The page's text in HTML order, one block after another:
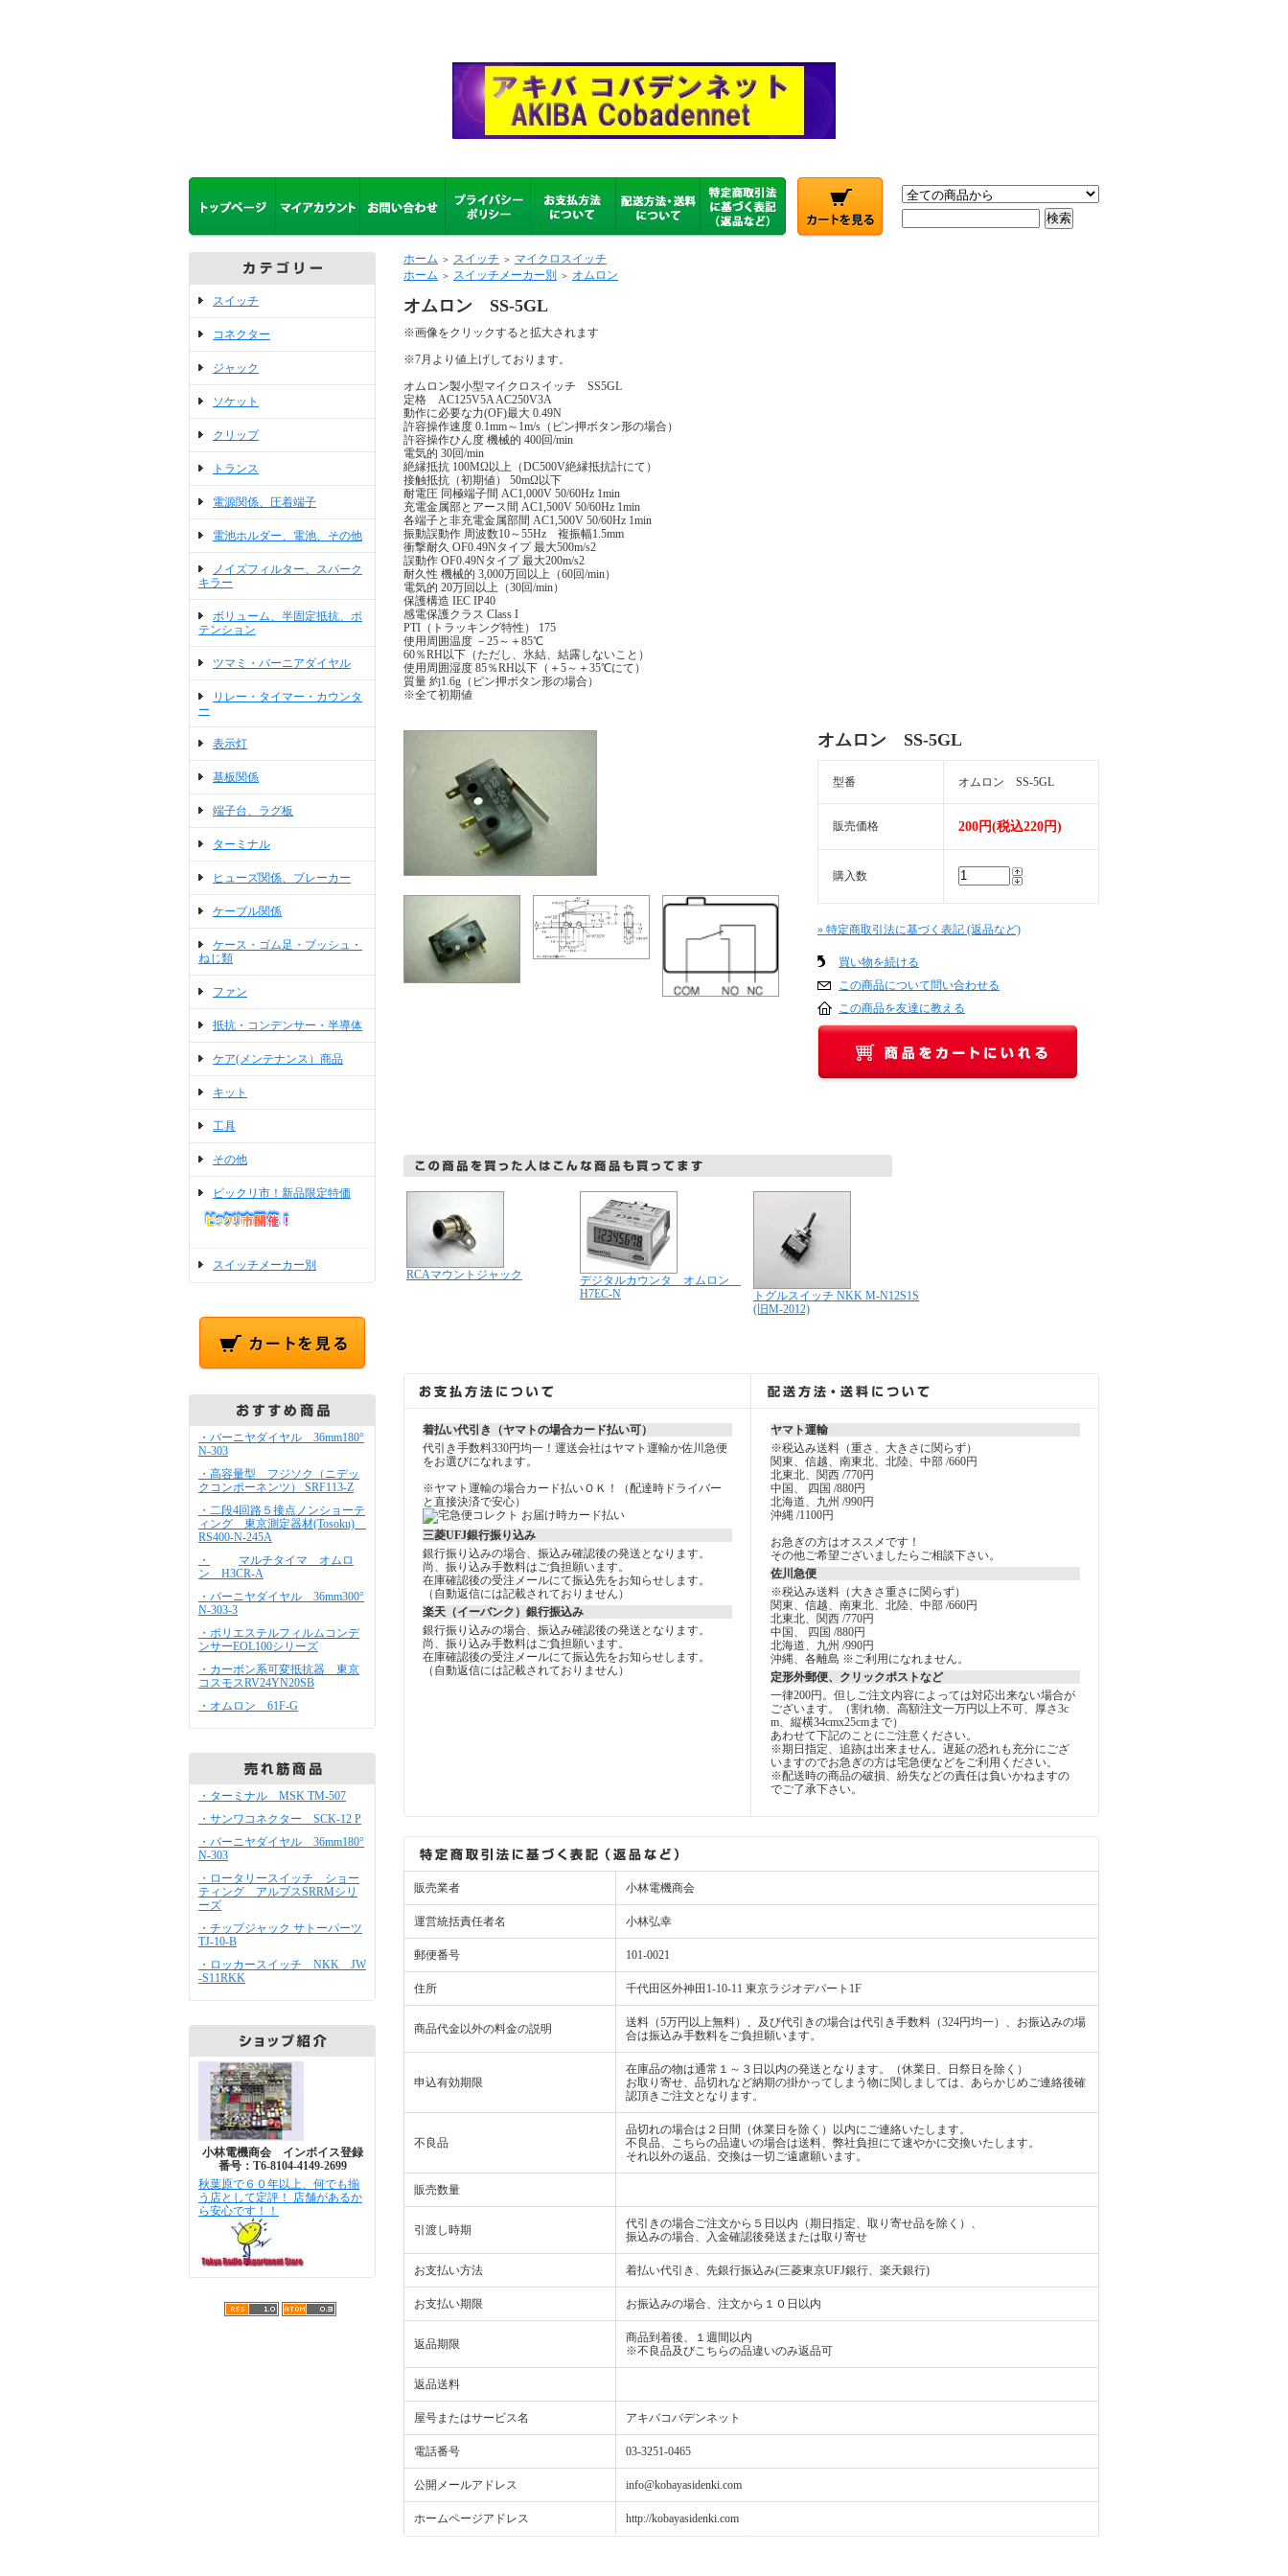
スイッチ
コネクター
ジャック
ソケット
クリップ
トランス
電源関係、圧着端子
電池ホルダー、電池、その他
ノイズフィルター、スパーク
キラー
ボリューム、半固定抵抗、ポ
テンション
ツマミ・バーニアダイヤル
リレー・タイマー・カウンタ
ー
表示灯
基板関係
端子台、ラグ板
ターミナル
ヒューズ関係、ブレーカー
ケーブル関係
ケース・ゴム足・ブッシュ・
ねじ類
ファン
抵抗・コンデンサー・半導体
ケア(メンテナンス）商品
キット
工具
その他
ビックリ市！新品限定特価
スイッチメーカー別
・バーニヤダイヤル 36mm180°
N-303
・高容量型 フジソク（ニデッ
クコンポーネンツ） SRF113-Z
・二段4回路５接点ノンショーテ
ィング 東京測定器材(Tosoku)
RS400-N-245A
・
マルチタイマ オムロ
ン H3CR-A
・バーニヤダイヤル 36mm300°
N-303-3
・ポリエステルフィルムコンデ
ンサーEOL100シリーズ
・カーボン系可変抵抗器 東京
コスモスRV24YN20SB
・オムロン 61F-G
・ターミナル MSK TM-507
・サンワコネクター SCK-12 P
・バーニヤダイヤル 36mm180°
N-303
・ロータリースイッチ ショー
ティング アルプスSRRMシリ
ーズ
・チップジャック サトーパーツ
TJ-10-B
・ロッカースイッチ NKK JW
-S11RKK
小林電機商会 インボイス登録
番号：T6-8104-4149-2699
秋葉原で６０年以上、何でも揃
う店として定評！ 店舗があるか
ら安心です！！
ホーム ＞ スイッチ ＞ マイクロスイッチ
ホーム ＞ スイッチメーカー別 ＞ オムロン
オムロン SS-5GL
※画像をクリックすると拡大されます
※7月より値上げしております。
オムロン製小型マイクロスイッチ SS5GL
定格 AC125V5A AC250V3A
動作に必要な力(OF)最大 0.49N
許容操作速度 0.1mm～1m/s（ピン押ボタン形の場合）
許容操作ひん度 機械的 400回/min
電気的 30回/min
絶縁抵抗 100MΩ以上（DC500V絶縁抵抗計にて）
接触抵抗（初期値） 50mΩ以下
耐電圧 同極端子間 AC1,000V 50/60Hz 1min
充電金属部とアース間 AC1,500V 50/60Hz 1min
各端子と非充電金属部間 AC1,500V 50/60Hz 1min
振動誤動作 周波数10～55Hz 複振幅1.5mm
衝撃耐久 OF0.49Nタイプ 最大500m/s2
誤動作 OF0.49Nタイプ 最大200m/s2
耐久性 機械的 3,000万回以上（60回/min）
電気的 20万回以上（30回/min）
保護構造 IEC IP40
感電保護クラス Class I
PTI（トラッキング特性） 175
使用周囲温度 －25～＋85℃
60％RH以下（ただし、氷結、結露しないこと）
使用周囲湿度 85％RH以下（＋5～＋35℃にて）
質量 約1.6g（ピン押ボタン形の場合）
※全て初期値
オムロン SS-5GL
型番 オムロン SS-5GL
販売価格 200円(税込220円)
購入数
» 特定商取引法に基づく表記 (返品など)
買い物を続ける
この商品について問い合わせる
この商品を友達に教える
RCAマウントジャック
デジタルカウンタ オムロン
H7EC-N
トグルスイッチ NKK M-N12S1S
(旧M-2012)
着払い代引き（ヤマトの場合カード払い可）
代引き手数料330円均一！運送会社はヤマト運輸か佐川急便
をお選びになれます。
※ヤマト運輸の場合カード払いＯＫ！（配達時ドライバー
と直接決済で安心）
三菱UFJ銀行振り込み
銀行振り込みの場合、振込み確認後の発送となります。
尚、振り込み手数料はご負担願います。
在庫確認後の受注メールにて振込先をお知らせします。
（自動返信には記載されておりません）
楽天（イーバンク）銀行振込み
銀行振り込みの場合、振込み確認後の発送となります。
尚、振り込み手数料はご負担願います。
在庫確認後の受注メールにて振込先をお知らせします。
（自動返信には記載されておりません）
ヤマト運輸
※税込み送料（重さ、大きさに関らず）
関東、信越、南東北、北陸、中部 /660円
北東北、関西 /770円
中国、 四国 /880円
北海道、九州 /990円
沖縄 /1100円
お急ぎの方はオススメです！
その他ご希望ございましたらご相談下さい。
佐川急便
※税込み送料（大きさ重さに関らず）
関東、信越、南東北、北陸、中部 /660円
北東北、関西 /770円
中国、 四国 /880円
北海道、九州 /990円
沖縄、各離島 ※ご利用になれません。
定形外郵便、クリックポストなど
一律200円。但しご注文内容によっては対応出来ない場合が
ございます。（割れ物、高額注文一万円以上不可、厚さ3c
m、縦横34cmx25cmまで）
あわせて下記のことにご注意ください。
※期日指定、追跡は出来ません。遅延の恐れも充分にござ
いますのでお急ぎの方は宅急便などをご利用ください。
※配送時の商品の破損、紛失などの責任は負いかねますの
でご了承下さい。
販売業者 小林電機商会
運営統括責任者名 小林弘幸
郵便番号 101-0021
住所 千代田区外神田1-10-11 東京ラジオデパート1F
商品代金以外の料金の説明
送料（5万円以上無料）、及び代引きの場合は代引き手数料（324円均一）、お振込みの場
合は振込み手数料をご負担願います。
申込有効期限
在庫品の物は通常１～３日以内の発送となります。（休業日、日祭日を除く）
お取り寄せ、品切れなど納期の掛かってしまう物に関しましては、あらかじめご連絡後確
認頂きご注文となります。
不良品
品切れの場合は２日間（休業日を除く）以内にご連絡いたします。
不良品、こちらの品違いの場合は送料、弊社負担にて速やかに交換いたします。
それ以外の返品、交換は一切ご遠慮願います。
販売数量
引渡し時期
代引きの場合ご注文から５日以内（期日指定、取り寄せ品を除く）、
振込みの場合、入金確認後発送または取り寄せ
お支払い方法 着払い代引き、先銀行振込み(三菱東京UFJ銀行、楽天銀行)
お支払い期限 お振込みの場合、注文から１０日以内
返品期限
商品到着後、１週間以内
※不良品及びこちらの品違いのみ返品可
返品送料
屋号またはサービス名 アキバコバデンネット
電話番号 03-3251-0465
公開メールアドレス info@kobayasidenki.com
ホームページアドレス http://kobayasidenki.com